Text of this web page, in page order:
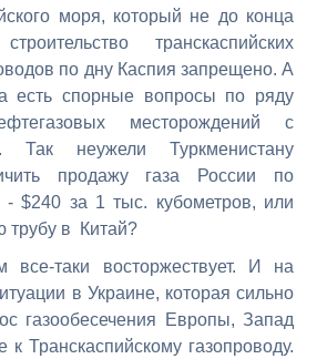
моря, который не до конца
транскаспийских
по дну Каспия запрещено. А
есть спорные вопросы по ряду
месторождений с
Так неужели Туркменистану
продажу газа России по
$240 за 1 тыс. кубометров, или
трубу в Китай?
все-таки восторжествует. И на
в Украине, которая сильно
газообесечения Европы, Запад
к Транскаспийскому газопроводу.